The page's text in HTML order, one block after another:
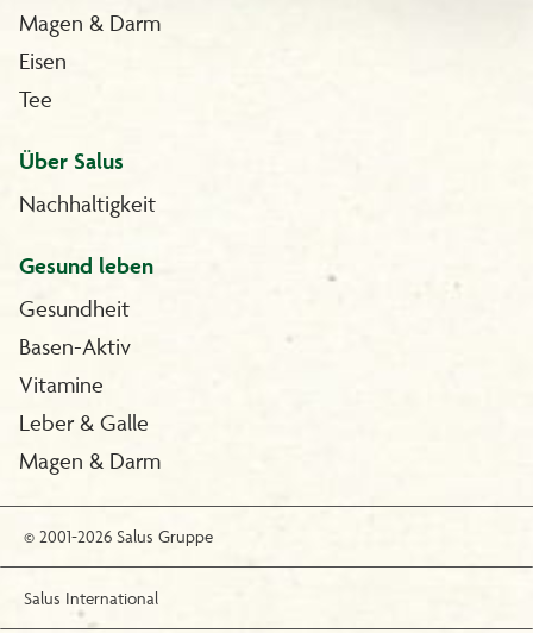
Magen & Darm
Eisen
Tee
Über Salus
Nachhaltigkeit
Gesund leben
Gesundheit
Basen-Aktiv
Vitamine
Leber & Galle
Magen & Darm
© 2001-2026 Salus Gruppe
Salus International